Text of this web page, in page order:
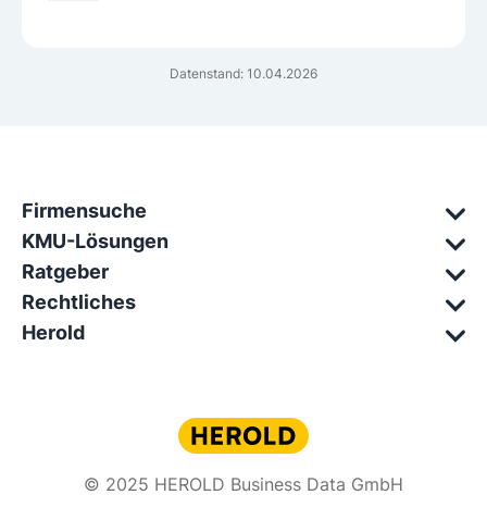
Datenstand: 10.04.2026
Firmensuche
KMU-Lösungen
Ratgeber
Rechtliches
Herold
© 2025 HEROLD Business Data GmbH